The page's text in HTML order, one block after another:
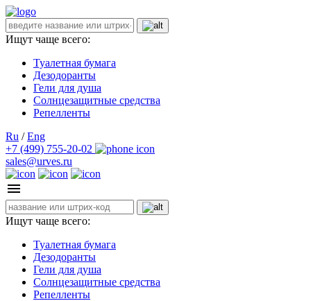
Ищут чаще всего:
Туалетная бумага
Дезодоранты
Гели для душа
Солнцезащитные средства
Репелленты
Ru / Eng
+7 (499) 755-20-02
sales@urves.ru
Ищут чаще всего:
Туалетная бумага
Дезодоранты
Гели для душа
Солнцезащитные средства
Репелленты